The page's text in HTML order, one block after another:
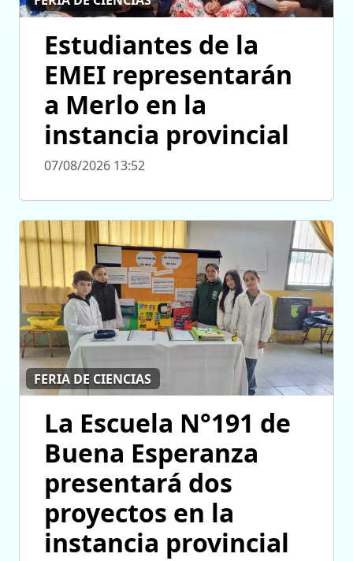
Estudiantes de la
EMEI representarán
a Merlo en la
instancia provincial
07/08/2026 13:52
FERIA DE CIENCIAS
La Escuela N°191 de
Buena Esperanza
presentará dos
proyectos en la
instancia provincial